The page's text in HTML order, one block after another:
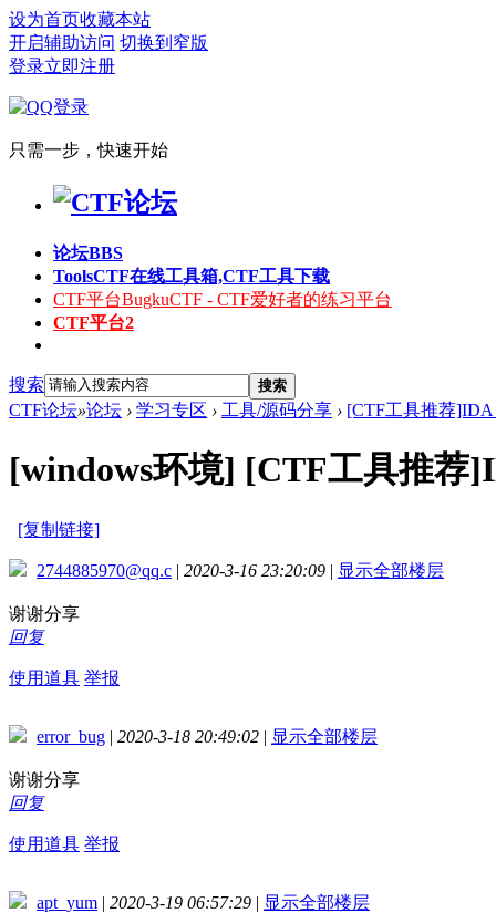
设为首页收藏本站
开启辅助访问 切换到窄版
登录立即注册
只需一步，快速开始
论坛BBS
ToolsCTF在线工具箱,CTF工具下载
CTF平台BugkuCTF - CTF爱好者的练习平台
CTF平台2
搜索 搜索
CTF论坛»论坛 › 学习专区 › 工具/源码分享 › [CTF工具推荐
[windows环境] [CTF工具推荐
[复制链接]
2744885970@qq.c | 2020-3-16 23:20:09 | 显示全部楼层
谢谢分享
回复
使用道具 举报
error_bug | 2020-3-18 20:49:02 | 显示全部楼层
谢谢分享
回复
使用道具 举报
apt_yum | 2020-3-19 06:57:29 | 显示全部楼层